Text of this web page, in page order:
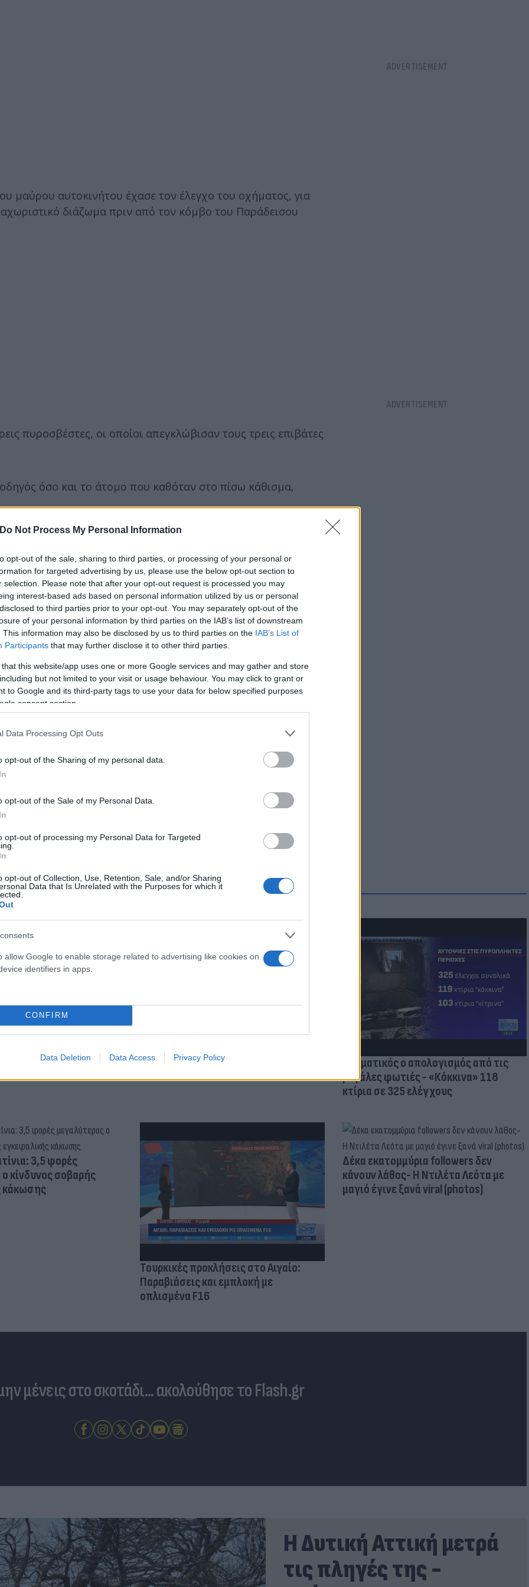
Do Not Process My Personal Information
opt-out of the sale, sharing to third parties, or processing of your personal or
for targeted advertising by us, please use the below opt-out section to
selection. Please note that after your opt-out request is processed you may
interest-based ads based on personal information utilized by us or personal
to third parties prior to your opt-out. You may separately opt-out of the
of your personal information by third parties on the IAB’s list of downstream
This information may also be disclosed by us to third parties on the IAB’s List of
Participants that may further disclose it to other third parties.
that this website/app uses one or more Google services and may gather and store
but not limited to your visit or usage behaviour. You may click to grant or
to Google and its third-party tags to use your data for below specified purposes
consent section.
Data Processing Opt Outs
opt-out of the Sharing of my personal data.
opt-out of the Sale of my Personal Data.
opt-out of processing my Personal Data for Targeted
opt-out of Collection, Use, Retention, Sale, and/or Sharing
Data that Is Unrelated with the Purposes for which it
allow Google to enable storage related to advertising like cookies on
identifiers in apps.
CONFIRM
Data Deletion Data Access Privacy Policy
μαύρου αυτοκινήτου έχασε τον έλεγχο του οχήματος, για
διάζωμα πριν από τον κόμβο του Παράδεισου
πυροσβέστες, οι οποίοι απεγκλώβισαν τους τρεις επιβάτες
όσο και το άτομο που καθόταν στο πίσω κάθισμα,
του ΕΚΑΒ στο νοσοκομείο.
αυτοκινήτου εκσφενδονίστηκε στο οδόστρωμα, ενώ η
Flash.grστην αναζήτηση τηςGoogle
Μαρούσι τροχαίο δυστύχημα (not updated)
στην παρουσίαση του
(video)
"φιλίες" μεταξύ διαφορετικών ειδών
Δραματικός ο απολογισμός από τις
μεγάλες φωτιές - «Κόκκινα» 118
κτίρια σε 325 ελέγχους
3,5 φορές
κίνδυνος σοβαρής
κάκωσης
Τουρκικές προκλήσεις στο Αιγαίο:
Παραβιάσεις και εμπλοκή με
οπλισμένα F16
Δέκα εκατομμύρια followers δεν
κάνουν λάθος- Η Ντιλέτα Λεότα με
μαγιό έγινε ξανά viral (photos)
μένεις στο σκοτάδι... ακολούθησε το Flash.gr
Η Δυτική Αττική μετρά
τις πληγές της -